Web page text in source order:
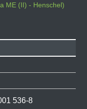
ME (II) - Henschel)
536-8